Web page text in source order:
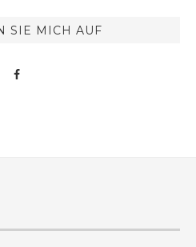
SIE MICH AUF